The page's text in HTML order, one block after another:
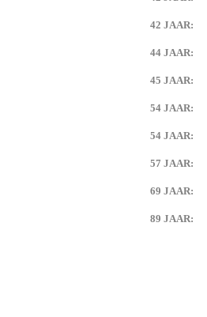
42 JAAR:
44 JAAR:
45 JAAR:
54 JAAR:
54 JAAR:
57 JAAR:
69 JAAR:
89 JAAR: